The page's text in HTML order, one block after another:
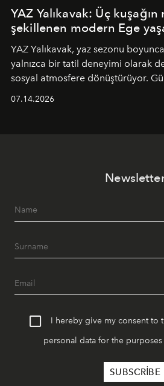
YAZ Yalıkavak: Üç kuşağın
şekillenen modern Ege
YAZ Yalıkavak, yaz sezonu
yalnızca bir tatil deneyimi olarak
sosyal atmosfere dönüştürüyor.
geceye taşıyarak her hafta farklı
07.14.2026
I hereby give my consent to
personal data for the